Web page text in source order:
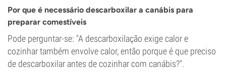
Por que é necessário descarboxilar a canábis para
preparar comestíveis
Pode perguntar-se: "A descarboxilação exige calor e
cozinhar também envolve calor, então porque é que preciso
de descarboxilar antes de cozinhar com canábis?".